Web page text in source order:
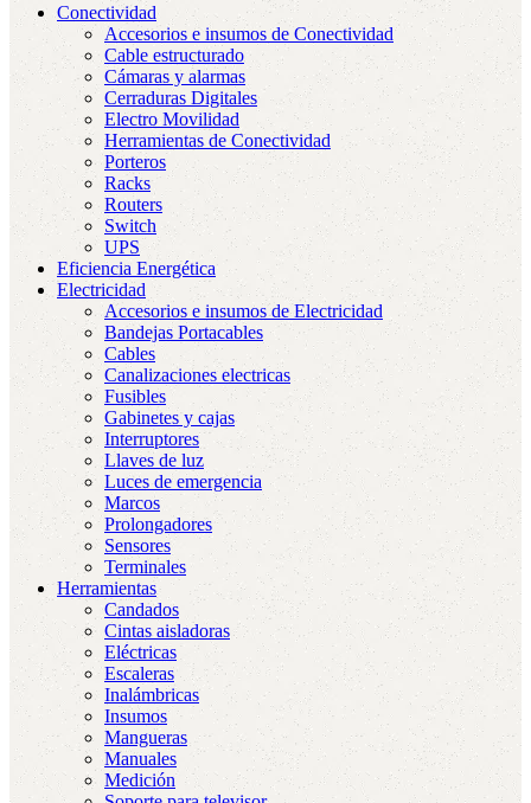
Conectividad
Accesorios e insumos de Conectividad
Cable estructurado
Cámaras y alarmas
Cerraduras Digitales
Electro Movilidad
Herramientas de Conectividad
Porteros
Racks
Routers
Switch
UPS
Eficiencia Energética
Electricidad
Accesorios e insumos de Electricidad
Bandejas Portacables
Cables
Canalizaciones electricas
Fusibles
Gabinetes y cajas
Interruptores
Llaves de luz
Luces de emergencia
Marcos
Prolongadores
Sensores
Terminales
Herramientas
Candados
Cintas aisladoras
Eléctricas
Escaleras
Inalámbricas
Insumos
Mangueras
Manuales
Medición